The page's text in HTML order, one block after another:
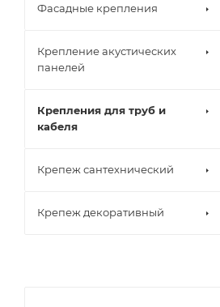
Фасадные крепления
Крепление акустических
панелей
Крепления для труб и
кабеля
Крепеж сантехнический
Крепеж декоративный